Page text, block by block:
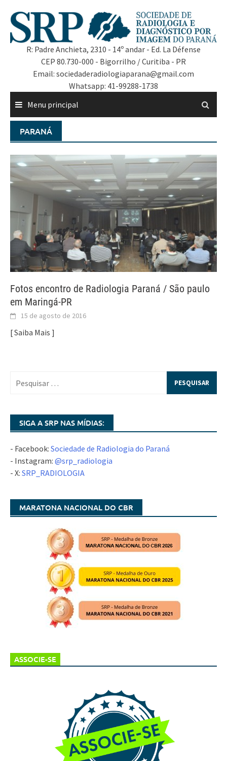
R: Padre Anchieta, 2310 - 14º andar - Ed. La Défense
CEP 80.730-000 - Bigorrilho / Curitiba - PR
Email: sociedaderadiologiaparana@gmail.com
Whatsapp: 41-99288-1738
Menu principal
PARANÁ
Fotos encontro de Radiologia Paraná / São paulo
em Maringá-PR
15 de agosto de 2016
[ Saiba Mais ]
SIGA A SRP NAS MÍDIAS:
- Facebook: Sociedade de Radiologia do Paraná
- Instagram: @srp_radiologia
- X: SRP_RADIOLOGIA
MARATONA NACIONAL DO CBR
ASSOCIE-SE